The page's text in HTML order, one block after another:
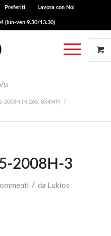
Preferiti Lavora con Noi
(lun-ven 9.30/13.30)
2008H (H.265, 8X4MP)
/
2008H-3
/ da Lukios